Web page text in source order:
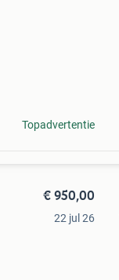
Topadvertentie
€ 950,00
22 jul 26